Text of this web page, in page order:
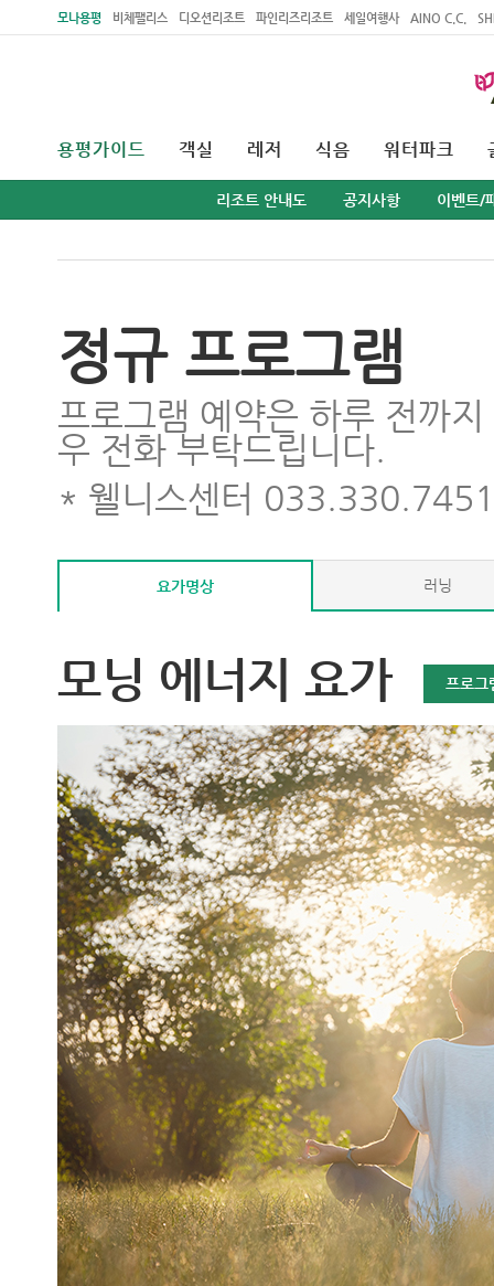
모나용평 비체팰리스 디오션리조트 파인리즈리조트 세일여행사 AINO C.C.
용평가이드
리조트 안내도 공지사항 이벤트/
객실 레저 식음 워터파크
정규 프로그램
프로그램 예약은 하루 전까
우 전화 부탁드립니다.
* 웰니스센터
요가명상 러닝
모닝 에너지 요가 프로그